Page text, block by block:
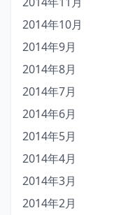
2014年10月
2014年9月
2014年8月
2014年7月
2014年6月
2014年5月
2014年4月
2014年3月
2014年2月